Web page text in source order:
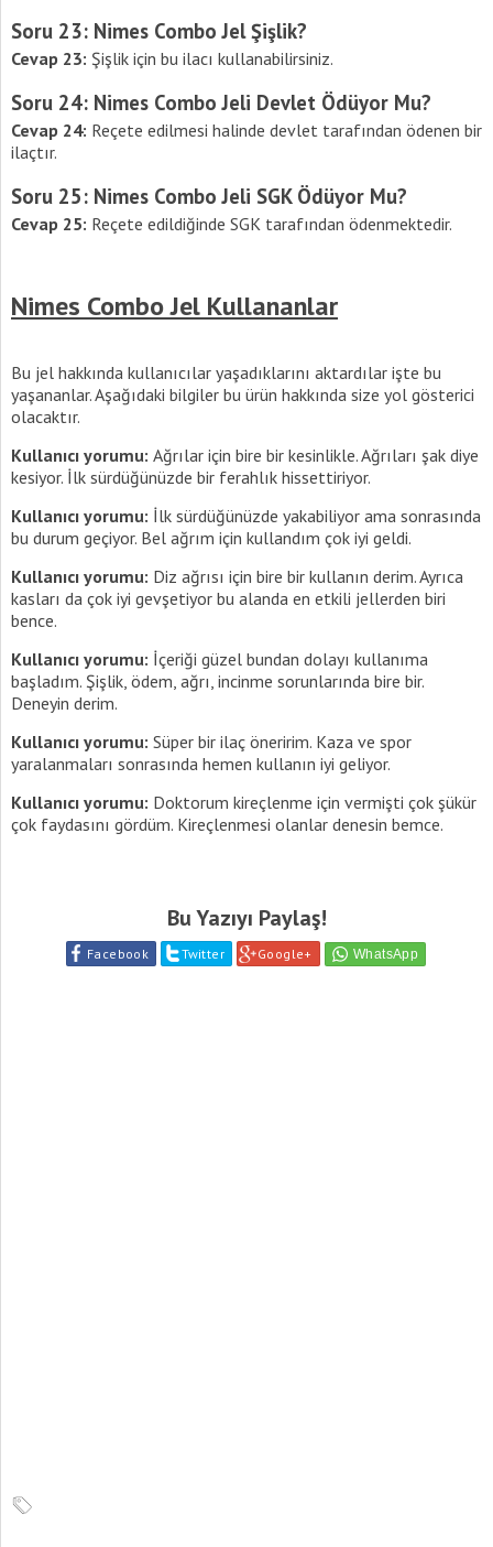
Soru 23: Nimes Combo Jel Şişlik?
Cevap 23: Şişlik için bu ilacı kullanabilirsiniz.
Soru 24: Nimes Combo Jeli Devlet Ödüyor Mu?
Cevap 24: Reçete edilmesi halinde devlet tarafından ödenen bir
ilaçtır.
Soru 25: Nimes Combo Jeli SGK Ödüyor Mu?
Cevap 25: Reçete edildiğinde SGK tarafından ödenmektedir.
Nimes Combo Jel Kullananlar
Bu jel hakkında kullanıcılar yaşadıklarını aktardılar işte bu
yaşananlar. Aşağıdaki bilgiler bu ürün hakkında size yol gösterici
olacaktır.
Kullanıcı yorumu: Ağrılar için bire bir kesinlikle. Ağrıları şak diye
kesiyor. İlk sürdüğünüzde bir ferahlık hissettiriyor.
Kullanıcı yorumu: İlk sürdüğünüzde yakabiliyor ama sonrasında
bu durum geçiyor. Bel ağrım için kullandım çok iyi geldi.
Kullanıcı yorumu: Diz ağrısı için bire bir kullanın derim. Ayrıca
kasları da çok iyi gevşetiyor bu alanda en etkili jellerden biri
bence.
Kullanıcı yorumu: İçeriği güzel bundan dolayı kullanıma
başladım. Şişlik, ödem, ağrı, incinme sorunlarında bire bir.
Deneyin derim.
Kullanıcı yorumu: Süper bir ilaç öneririm. Kaza ve spor
yaralanmaları sonrasında hemen kullanın iyi geliyor.
Kullanıcı yorumu: Doktorum kireçlenme için vermişti çok şükür
çok faydasını gördüm. Kireçlenmesi olanlar denesin bemce.
Bu Yazıyı Paylaş!
Facebook Twitter Google+